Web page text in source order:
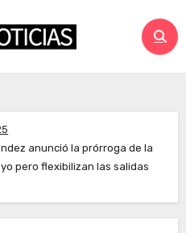
anunció la prórroga de la
pero flexibilizan las salidas